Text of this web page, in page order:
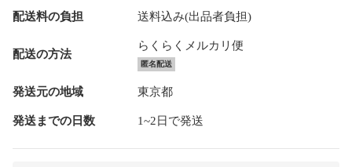
配送料の負担 送料込み(出品者負担)
配送の方法
らくらくメルカリ便
匿名配送
発送元の地域 東京都
発送までの日数 1~2日で発送